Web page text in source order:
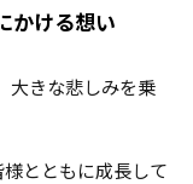
かける想い
大きな悲しみを乗
とともに成長して